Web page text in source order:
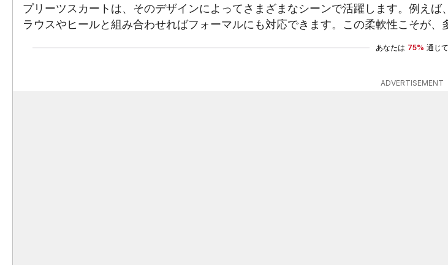
プリーツスカートは、そのデザインによってさまざまなシーンで活躍します。例え
ラウスやヒールと組み合わせればフォーマルにも対応できます。この柔軟性こそが、
あなたは 75% 通じて
ADVERTISEMENT